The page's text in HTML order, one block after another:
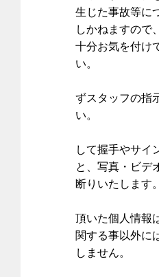
生じた事故等に
しかねますので
十分お気を付け
い。
※撮影
ずスタッフの指
い。
※出演
して握手やサイ
と、写真・ビデ
断りいたします。
※募集
頂いた個人情報
関する事以外に
しません。